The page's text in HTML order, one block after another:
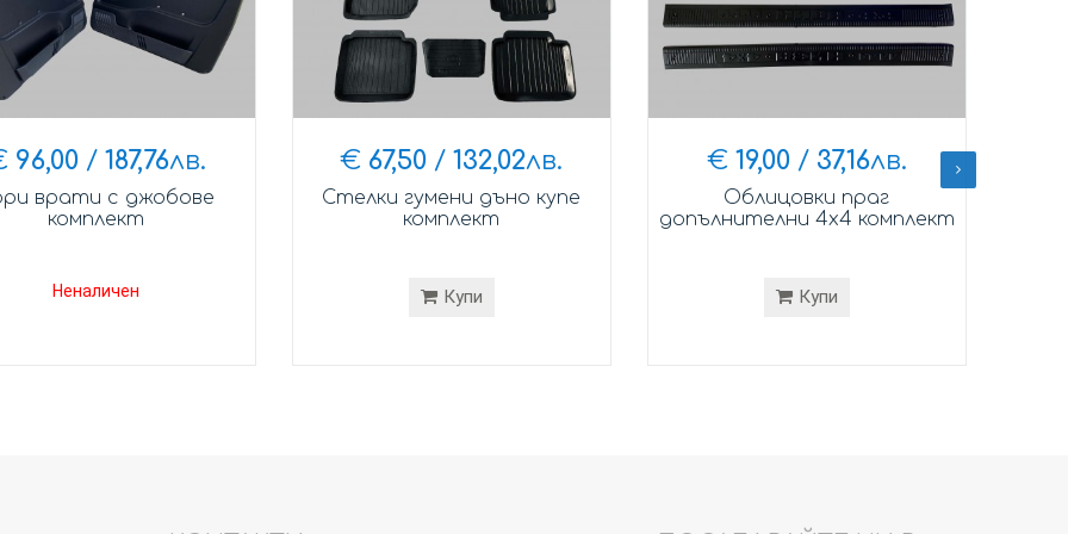
96,00/ 187,76лв.
врати с джобове
комплект
Неналичен
€ 67,50 / 132,02лв.
Стелки гумени дъно купе
комплект
Купи
€ 19,00/ 37,16лв.
Облицовки праг
допълнителни 4х4 комплект
Купи